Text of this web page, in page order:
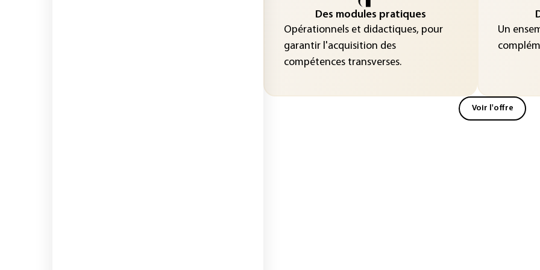
Des modules pratiques
Opérationnels et didactiques, pour
garantir l'acquisition des
compétences transverses.
Un
Voir l'offre